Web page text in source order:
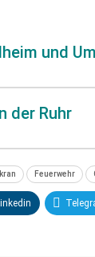
und
der Ruhr
Feuerwehr